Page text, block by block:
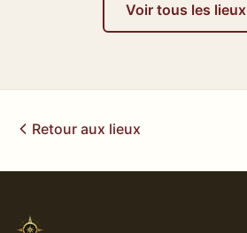
Voir tous les lieux
Retour aux lieux